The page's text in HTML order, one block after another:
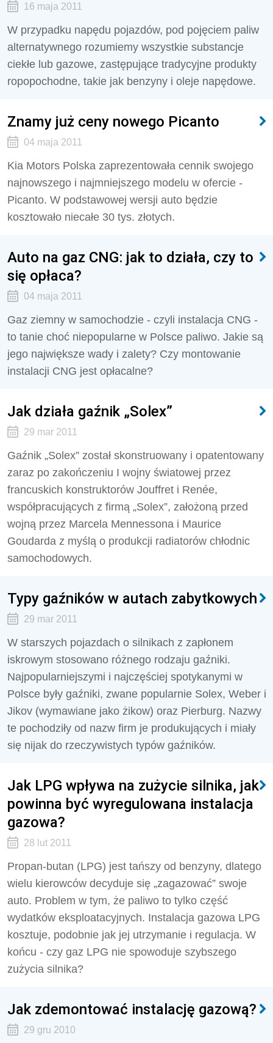
16 maja 2011
W przypadku napędu pojazdów, pod pojęciem paliw
alternatywnego rozumiemy wszystkie substancje
ciekłe lub gazowe, zastępujące tradycyjne produkty
ropopochodne, takie jak benzyny i oleje napędowe.
Znamy już ceny nowego Picanto
04 maja 2011
Kia Motors Polska zaprezentowała cennik swojego
najnowszego i najmniejszego modelu w ofercie -
Picanto. W podstawowej wersji auto będzie
kosztowało niecałe 30 tys. złotych.
Auto na gaz CNG: jak to działa, czy to
się opłaca?
04 maja 2011
Gaz ziemny w samochodzie - czyli instalacja CNG -
to tanie choć niepopularne w Polsce paliwo. Jakie są
jego największe wady i zalety? Czy montowanie
instalacji CNG jest opłacalne?
Jak działa gaźnik „Solex”
29 mar 2011
Gaźnik „Solex” został skonstruowany i opatentowany
zaraz po zakończeniu I wojny światowej przez
francuskich konstruktorów Jouffret i Renée,
współpracujących z firmą „Solex”, założoną przed
wojną przez Marcela Mennessona i Maurice
Goudarda z myślą o produkcji radiatorów chłodnic
samochodowych.
Typy gaźników w autach zabytkowych
29 mar 2011
W starszych pojazdach o silnikach z zapłonem
iskrowym stosowano różnego rodzaju gaźniki.
Najpopularniejszymi i najczęściej spotykanymi w
Polsce były gaźniki, zwane popularnie Solex, Weber i
Jikov (wymawiane jako żikow) oraz Pierburg. Nazwy
te pochodziły od nazw firm je produkujących i miały
się nijak do rzeczywistych typów gaźników.
Jak LPG wpływa na zużycie silnika, jak
powinna być wyregulowana instalacja
gazowa?
28 lut 2011
Propan-butan (LPG) jest tańszy od benzyny, dlatego
wielu kierowców decyduje się „zagazować” swoje
auto. Problem w tym, że paliwo to tylko część
wydatków eksploatacyjnych. Instalacja gazowa LPG
kosztuje, podobnie jak jej utrzymanie i regulacja. W
końcu - czy gaz LPG nie spowoduje szybszego
zużycia silnika?
Jak zdemontować instalację gazową?
29 gru 2010